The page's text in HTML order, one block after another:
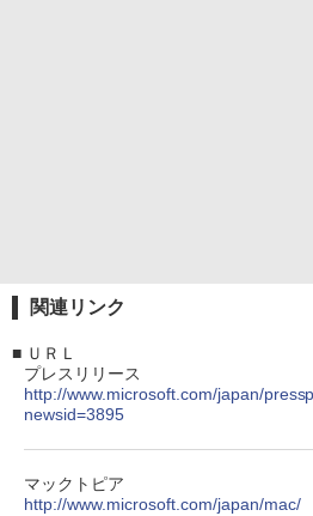
関連リンク
■ ＵＲＬ
プレスリリース
http://www.microsoft.com/japan/
newsid=3895
マックトピア
http://www.microsoft.com/japan/mac/